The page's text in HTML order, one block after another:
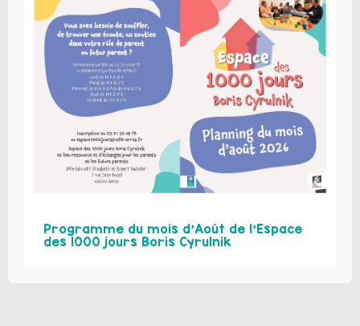
Programme du mois d’Août de l’Espace
des 1000 jours Boris Cyrulnik